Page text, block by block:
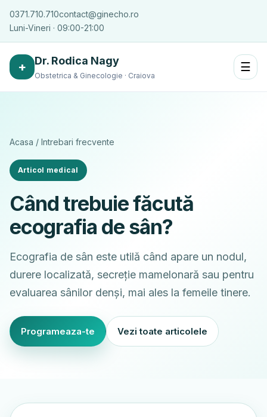
0371.710.710contact@ginecho.ro
Luni-Vineri · 09:00-21:00
+ Dr. Rodica Nagy
Obstetrica & Ginecologie · Craiova
☰
Acasa / Intrebari frecvente
Articol medical
Când trebuie făcută
ecografia de sân?
Ecografia de sân este utilă când apare un nodul,
durere localizată, secreție mamelonară sau pentru
evaluarea sânilor denși, mai ales la femeile tinere.
Programeaza-te Vezi toate articolele